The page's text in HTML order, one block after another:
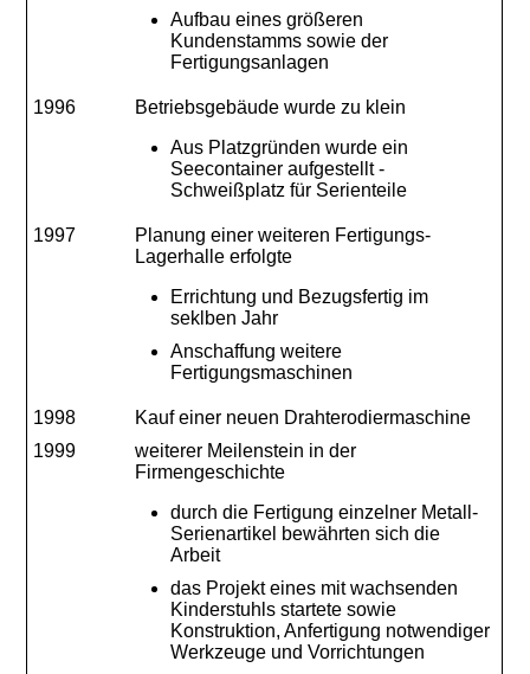
Aufbau eines größeren
Kundenstamms sowie der
Fertigungsanlagen
1996
Betriebsgebäude wurde zu klein
Aus Platzgründen wurde ein
Seecontainer aufgestellt -
Schweißplatz für Serienteile
1997
Planung einer weiteren Fertigungs-
Lagerhalle erfolgte
Errichtung und Bezugsfertig im
seklben Jahr
Anschaffung weitere
Fertigungsmaschinen
1998
Kauf einer neuen Drahterodiermaschine
1999
weiterer Meilenstein in der
Firmengeschichte
durch die Fertigung einzelner Metall-
Serienartikel bewährten sich die
Arbeit
das Projekt eines mit wachsenden
Kinderstuhls startete sowie
Konstruktion, Anfertigung notwendiger
Werkzeuge und Vorrichtungen